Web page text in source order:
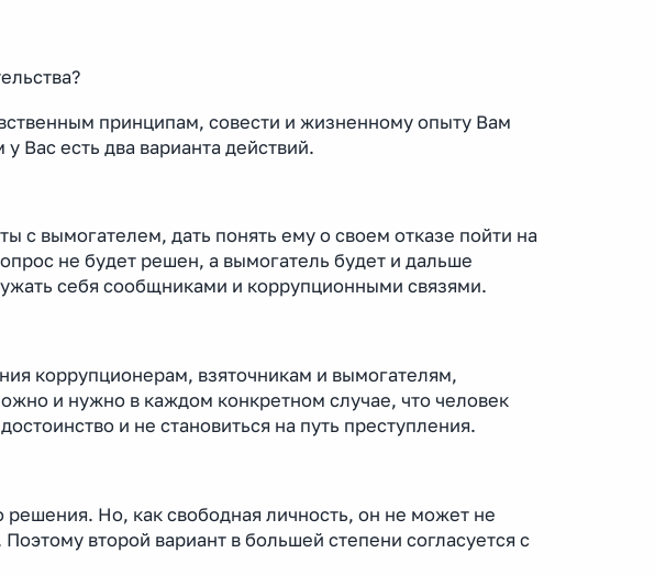
принципам, совести и жизненному опыту Вам
Вас есть два варианта действий.
с вымогателем, дать понять ему о своем отказе пойти на
не будет решен, а вымогатель будет и дальше
себя сообщниками и коррупционными связями.
коррупционерам, взяточникам и вымогателям,
и нужно в каждом конкретном случае, что человек
и не становиться на путь преступления.
Но, как свободная личность, он не может не
второй вариант в большей степени согласуется с